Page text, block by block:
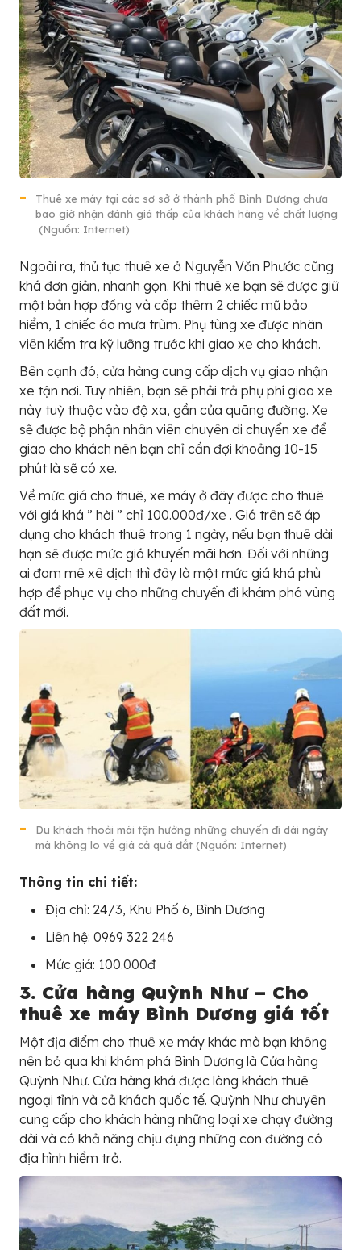
Thuê xe máy tại các sơ sở ở thành phố Bình Dương chưa
bao giờ nhận đánh giá thấp của khách hàng về chất lượng
(Nguồn: Internet)
Ngoài ra, thủ tục thuê xe ở Nguyễn Văn Phước cũng
khá đơn giản, nhanh gọn. Khi thuê xe bạn sẽ được giữ
một bản hợp đồng và cấp thêm 2 chiếc mũ bảo
hiểm, 1 chiếc áo mưa trùm. Phụ tùng xe được nhân
viên kiểm tra kỹ lưỡng trước khi giao xe cho khách.
Bên cạnh đó, cửa hàng cung cấp dịch vụ giao nhận
xe tận nơi. Tuy nhiên, bạn sẽ phải trả phụ phí giao xe
này tuỳ thuộc vào độ xa, gần của quãng đường. Xe
sẽ được bộ phận nhân viên chuyên di chuyển xe để
giao cho khách nên bạn chỉ cần đợi khoảng 10-15
phút là sẽ có xe.
Về mức giá cho thuê, xe máy ở đây được cho thuê
với giá khá ” hời ” chỉ 100.000đ/xe . Giá trên sẽ áp
dụng cho khách thuê trong 1 ngày, nếu bạn thuê dài
hạn sẽ được mức giá khuyến mãi hơn. Đối với những
ai đam mê xê dịch thì đây là một mức giá khá phù
hợp để phục vụ cho những chuyến đi khám phá vùng
đất mới.
Du khách thoải mái tận hưởng những chuyến đi dài ngày
mà không lo về giá cả quá đắt (Nguồn: Internet)
Thông tin chi tiết:
Địa chỉ: 24/3, Khu Phố 6, Bình Dương
Liên hệ: 0969 322 246
Mức giá: 100.000đ
3. Cửa hàng Quỳnh Như – Cho
thuê xe máy Bình Dương giá tốt
Một địa điểm cho thuê xe máy khác mà bạn không
nên bỏ qua khi khám phá Bình Dương là Cửa hàng
Quỳnh Như. Cửa hàng khá được lòng khách thuê
ngoại tỉnh và cả khách quốc tế. Quỳnh Như chuyên
cung cấp cho khách hàng những loại xe chạy đường
dài và có khả năng chịu đựng những con đường có
địa hình hiểm trở.